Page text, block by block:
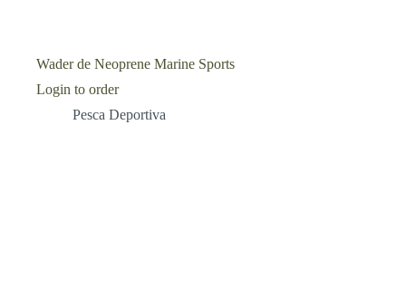
Wader de Neoprene Marine Sports
Login to order
Pesca Deportiva